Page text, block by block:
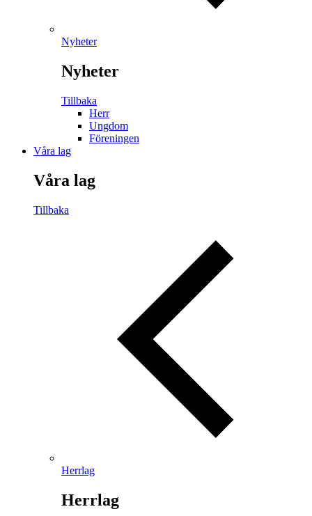
Nyheter
Nyheter
Tillbaka
Herr
Ungdom
Föreningen
Våra lag
Våra lag
Tillbaka
Herrlag
Herrlag